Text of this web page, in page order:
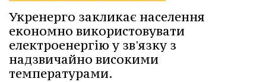
Укренерго закликає населення
економно використовувати
електроенергію у зв'язку з
надзвичайно високими
температурами.